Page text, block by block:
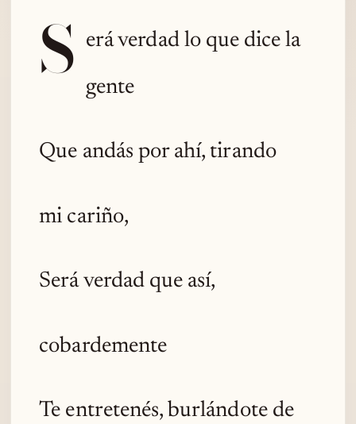
S erá verdad lo que dice la
gente
Que andás por ahí, tirando
mi cariño,
Será verdad que así,
cobardemente
Te entretenés, burlándote de